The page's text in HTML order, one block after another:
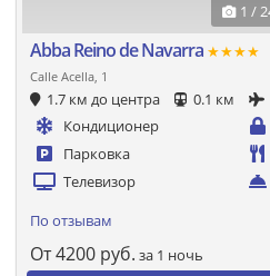
1 /
Abba Reino de Navarra ★★★★
Calle Acella, 1
1.7 км до центра 0.1 км
Кондиционер
Парковка
Телевизор
По отзывам
От4200 руб. за 1 ночь